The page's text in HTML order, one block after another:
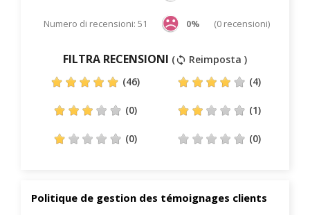
Numero di recensioni: 51 0% (0 recensioni)
FILTRA RECENSIONI (sync Reimposta )
(46)
(4)
(0) (1)
(0) (0)
Politique de gestion des témoignages clients